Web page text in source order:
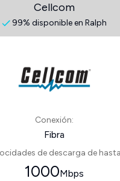
Cellcom
99% disponible en Ralph
Conexión:
Fibra
de descarga de hasta
1000Mbps